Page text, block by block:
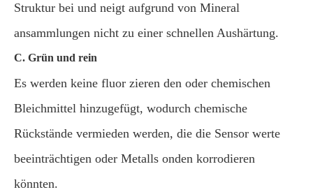
Struktur bei und neigt aufgrund von Mineral
ansammlungen nicht zu einer schnellen Aushärtung.
C. Grün und rein
Es werden keine fluor zieren den oder chemischen
Bleichmittel hinzugefügt, wodurch chemische
Rückstände vermieden werden, die die Sensor werte
beeinträchtigen oder Metalls onden korrodieren
könnten.